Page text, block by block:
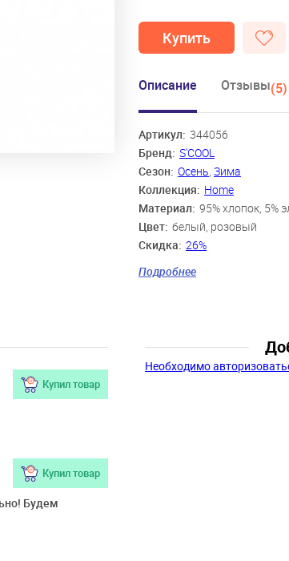
Купить
Описание Отзывы(5)
Артикул: 344056
Бренд: S'COOL
Сезон: Осень, Зима
Коллекция: Home
Материал: 95% хлопок, 5%
Цвет: белый, розовый
Скидка: 26%
Девочки
Возраст: 9 лет-10 лет, 11
Подробнее
Купил товар
Купил товар
Будем
Необходимо